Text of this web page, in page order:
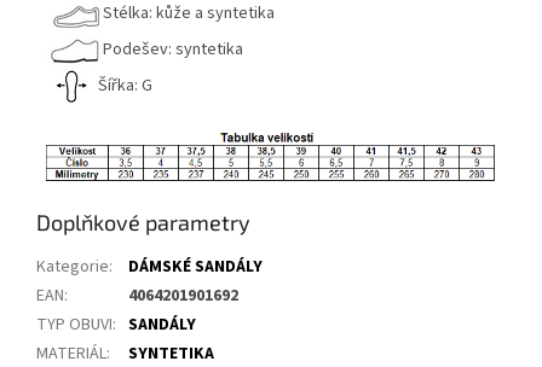
Stélka: kůže a syntetika
Podešev: syntetika
Šířka: G
Doplňkové parametry
Kategorie:
DÁMSKÉ SANDÁLY
EAN:
4064201901692
TYP OBUVI: SANDÁLY
MATERIÁL:
SYNTETIKA